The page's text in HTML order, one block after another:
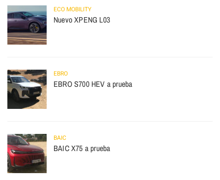
ECO MOBILITY
Nuevo XPENG L03
EBRO
EBRO S700 HEV a prueba
BAIC
BAIC X75 a prueba